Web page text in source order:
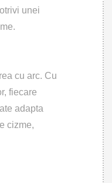
unei
cu arc. Cu
fiecare
adapta
cizme,